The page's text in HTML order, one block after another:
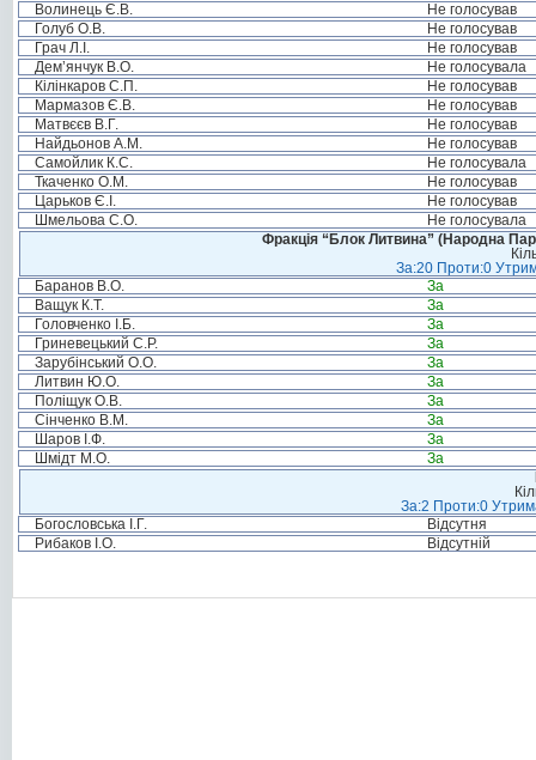
Волинець Є.В.
Не голосував
Голуб О.В.
Не голосував
Грач Л.І.
Не голосував
Дем’янчук В.О.
Не голосувала
Кілінкаров С.П.
Не голосував
Мармазов Є.В.
Не голосував
Матвєєв В.Г.
Не голосував
Найдьонов А.М.
Не голосував
Самойлик К.С.
Не голосувала
Ткаченко О.М.
Не голосував
Царьков Є.І.
Не голосував
Шмельова С.О.
Не голосувала
Фракція “Блок Литвина” (Народна
За:20 Проти:0
Баранов В.О.
За
Ващук К.Т.
За
Головченко І.Б.
За
Гриневецький С.Р.
За
Зарубінський О.О.
За
Литвин Ю.О.
За
Поліщук О.В.
За
Сінченко В.М.
За
Шаров І.Ф.
За
Шмідт М.О.
За
За:2 Проти:0
Богословська І.Г.
Відсутня
Рибаков І.О.
Відсутній